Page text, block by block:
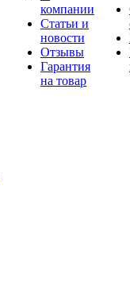
компании
Статьи и
новости
Отзывы
Гарантия
на товар